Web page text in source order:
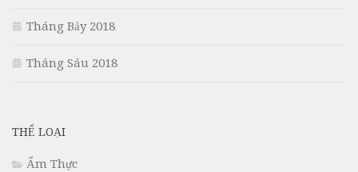
Tháng Bảy 2018
Tháng Sáu 2018
THỂ LOẠI
Ẩm Thực